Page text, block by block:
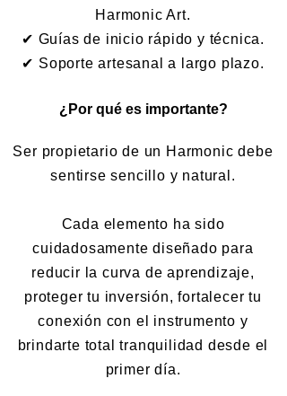
Harmonic Art.
✔ Guías de inicio rápido y técnica.
✔ Soporte artesanal a largo plazo.
¿Por qué es importante?
Ser propietario de un Harmonic debe
sentirse sencillo y natural.
Cada elemento ha sido
cuidadosamente diseñado para
reducir la curva de aprendizaje,
proteger tu inversión, fortalecer tu
conexión con el instrumento y
brindarte total tranquilidad desde el
primer día.